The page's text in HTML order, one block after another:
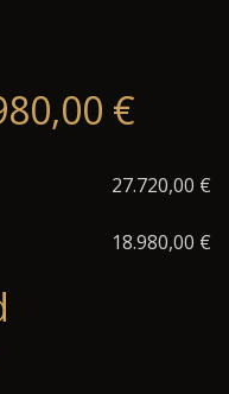
€
27.720,00 €
18.980,00 €